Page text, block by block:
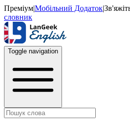
Преміум|Мобільний Додаток|
словник
Toggle navigation